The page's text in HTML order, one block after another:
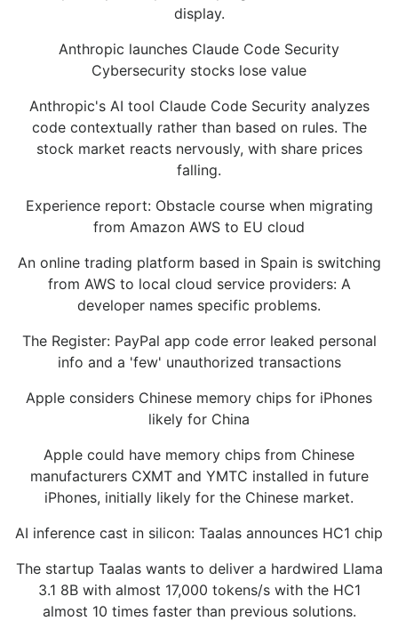
display.
Anthropic launches Claude Code Security
Cybersecurity stocks lose value
Anthropic's AI tool Claude Code Security analyzes
code contextually rather than based on rules. The
stock market reacts nervously, with share prices
falling.
Experience report: Obstacle course when migrating
from Amazon AWS to EU cloud
An online trading platform based in Spain is switching
from AWS to local cloud service providers: A
developer names specific problems.
The Register: PayPal app code error leaked personal
info and a 'few' unauthorized transactions
Apple considers Chinese memory chips for iPhones
likely for China
Apple could have memory chips from Chinese
manufacturers CXMT and YMTC installed in future
iPhones, initially likely for the Chinese market.
AI inference cast in silicon: Taalas announces HC1 chip
The startup Taalas wants to deliver a hardwired Llama
3.1 8B with almost 17,000 tokens/s with the HC1
almost 10 times faster than previous solutions.